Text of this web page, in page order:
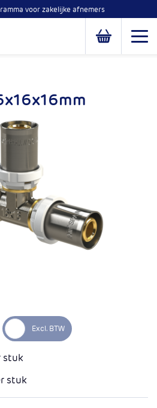
voor zakelijke afnemers
Open of
stuk
stuk